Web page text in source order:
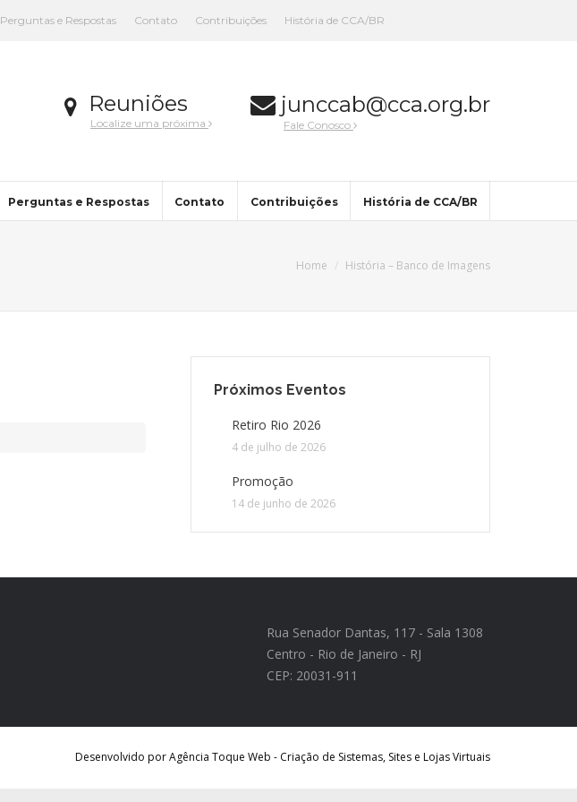
Perguntas e Respostas Contato Contribuições História de CCA/BR
Reuniões
Localize uma próxima
junccab@cca.org.br
Fale Conosco
Perguntas e Respostas Contato Contribuições História de CCA/BR
Home História – Banco de Imagens
Próximos Eventos
Retiro Rio 2026
4 de julho de 2026
Promoção
14 de junho de 2026
Rua Senador Dantas, 117 - Sala 1308
Centro - Rio de Janeiro - RJ
CEP: 20031-911
Desenvolvido por Agência Toque Web - Criação de Sistemas, Sites e Lojas Virtuais